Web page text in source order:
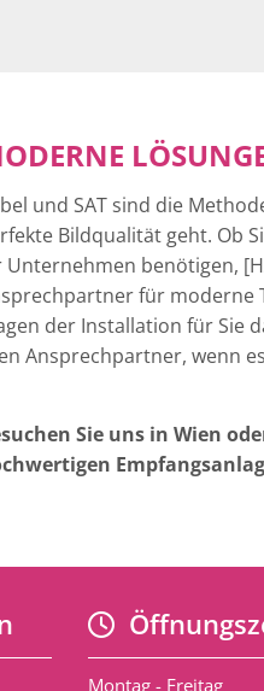
und SAT sind die
Bildqualität geht. Ob
Unternehmen benötigen,
für moderne
der Installation für Sie
Ansprechpartner, wenn
Sie uns in Wien

Montag - Freitag